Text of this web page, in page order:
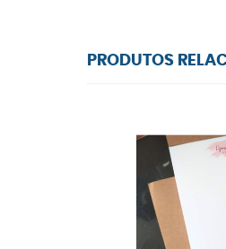
PRODUTOS